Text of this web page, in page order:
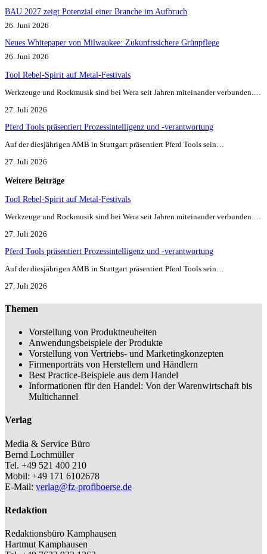
BAU 2027 zeigt Potenzial einer Branche im Aufbruch​
26. Juni 2026
Neues Whitepaper von Milwaukee: Zukunftssichere Grünpflege
26. Juni 2026
Tool Rebel-Spirit auf Metal-Festivals
Werkzeuge und Rockmusik sind bei Wera seit Jahren miteinander verbunden.…
27. Juli 2026
Pferd Tools präsentiert Prozessintelligenz und -verantwortung
Auf der diesjährigen AMB in Stuttgart präsentiert Pferd Tools sein…
27. Juli 2026
Weitere Beiträge
Tool Rebel-Spirit auf Metal-Festivals
Werkzeuge und Rockmusik sind bei Wera seit Jahren miteinander verbunden.…
27. Juli 2026
Pferd Tools präsentiert Prozessintelligenz und -verantwortung
Auf der diesjährigen AMB in Stuttgart präsentiert Pferd Tools sein…
27. Juli 2026
Themen
Vorstellung von Produktneuheiten
Anwendungsbeispiele der Produkte
Vorstellung von Vertriebs- und Marketingkonzepten
Firmenporträts von Herstellern und Händlern
Best Practice-Beispiele aus dem Handel
Informationen für den Handel: Von der Warenwirtschaft bis
Multichannel
Verlag
Media & Service Büro
Bernd Lochmüller
Tel. +49 521 400 210
Mobil: +49 171 6102678
E-Mail: verlag@fz-profiboerse.de
Redaktion
Redaktionsbüro Kamphausen
Hartmut Kamphausen